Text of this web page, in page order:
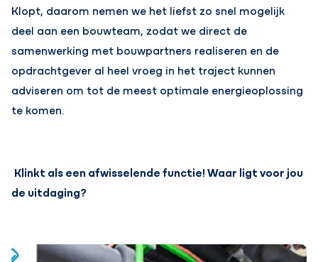
Klopt, daarom nemen we het liefst zo snel mogelijk
deel aan een bouwteam, zodat we direct de
samenwerking met bouwpartners realiseren en de
opdrachtgever al heel vroeg in het traject kunnen
adviseren om tot de meest optimale energieoplossing
te komen.
Klinkt als een afwisselende functie! Waar ligt voor jou
de uitdaging?